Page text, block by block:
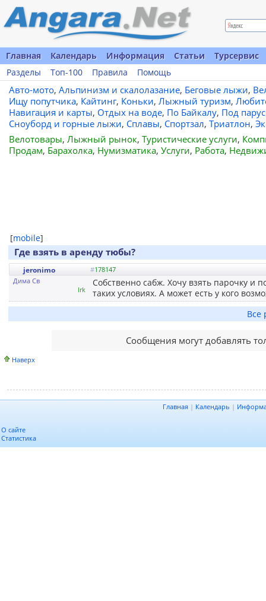
Главная Календарь Информация Статьи
Турсервис
Разделы
Топ-100 Правила Помощь
Авто-мото, Альпинизм и скалолазание, Беговые лыжи,
Ищу попутчика, Кайтинг, Коньки, Лыжный туризм,
Навигация и карты, Отдых на воде, По Байкалу, Под
Сноуборд и горные лыжи, Сплавы, Спортзал, Триатлон,
Велотовары, Лыжный рынок, Туристические услуги,
Продам, Барахолка, Нумизматика, Услуги, Работа,
[mobile]
Где взять в аренду тюбы?
jeronimo #178147
Дима Св
Irk
Собственно сабж. Хочу взять парочку и
таких условиях. А может есть у кого
Все
Сообщения могут добавлять
Наверх
Главная | Календарь |
О сайте
Статистика